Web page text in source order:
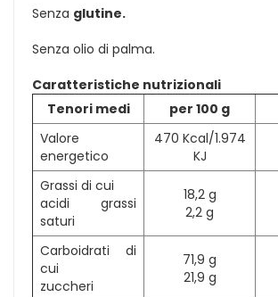
Senza glutine.
Senza olio di palma.
Caratteristiche nutrizionali
Tenori medi
per 100 g
Valore
energetico
470 Kcal/1.974
KJ
Grassi di cui
acidi grassi
saturi
18,2 g
2,2 g
Carboidrati di
cui
zuccheri
71,9 g
21,9 g